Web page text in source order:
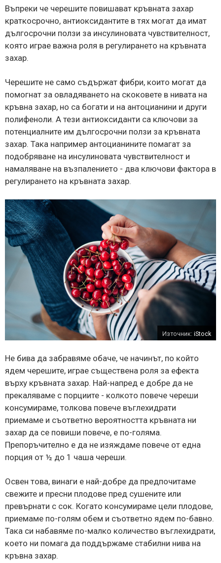
Въпреки че черешите повишават кръвната захар
краткосрочно, антиоксидантите в тях могат да имат
дългосрочни ползи за инсулиновата чувствителност,
която играе важна роля в регулирането на кръвната
захар.
Черешите не само съдържат фибри, които могат да
помогнат за овладяването на скоковете в нивата на
кръвна захар, но са богати и на антоцианини и други
полифеноли. А тези антиоксиданти са ключови за
потенциалните им дългосрочни ползи за кръвната
захар. Така например антоцианините помагат за
подобряване на инсулиновата чувствителност и
намаляване на възпалението - два ключови фактора в
регулирането на кръвната захар.
Източник: iStock
Не бива да забравяме обаче, че начинът, по който
ядем черешите, играе съществена роля за ефекта
върху кръвната захар. Най-напред е добре да не
прекаляваме с порциите - колкото повече череши
консумираме, толкова повече въглехидрати
приемаме и съответно вероятността кръвната ни
захар да се повиши повече, е по-голяма.
Препоръчително е да не изяждаме повече от една
порция от ½ до 1 чаша череши.
Освен това, винаги е най-добре да предпочитаме
свежите и пресни плодове пред сушените или
превърнати с сок. Когато консумираме цели плодове,
приемаме по-голям обем и съответно ядем по-бавно.
Така си набавяме по-малко количество въглехидрати,
което ни помага да поддържаме стабилни нива на
кръвна захар.